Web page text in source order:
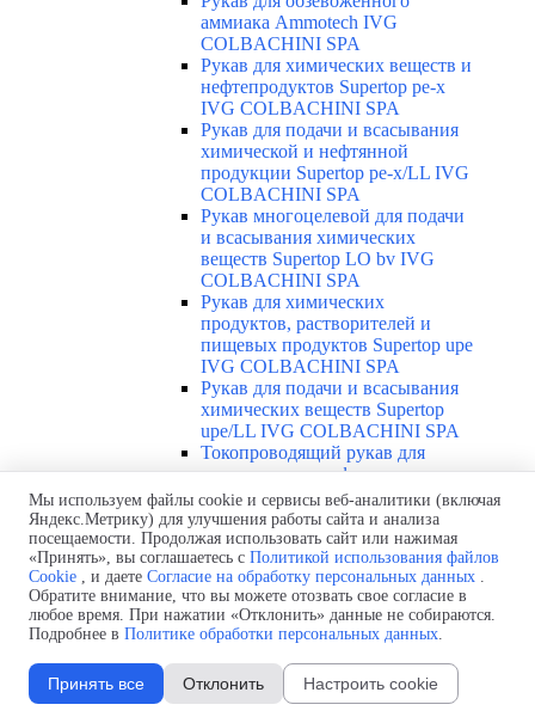
аммиака Ammotech IVG
COLBACHINI SPA
Рукав для химических веществ и
нефтепродуктов Supertop pe-x
IVG COLBACHINI SPA
Рукав для подачи и всасывания
химической и нефтянной
продукции Supertop pe-x/LL IVG
COLBACHINI SPA
Рукав многоцелевой для подачи
и всасывания химических
веществ Supertop LO bv IVG
COLBACHINI SPA
Рукав для химических
продуктов, растворителей и
пищевых продуктов Supertop upe
IVG COLBACHINI SPA
Рукав для подачи и всасывания
химических веществ Supertop
upe/LL IVG COLBACHINI SPA
Токопроводящий рукав для
химических и нефтянных
продуктов Supertop upe cond/LL
IVG COLBACHINI SPA
Токопроводящий рукав для
химических и пищевых
продуктов Thunderflex IVG
COLBACHINI SPA
Рукав для химических веществ и
растворителей Teflex IVG
COLBACHINI SPA
Рукав для химических веществ и
Мы используем файлы cookie и сервисы веб-аналитики (включая
Яндекс.Метрику) для улучшения работы сайта и анализа
посещаемости. Продолжая использовать сайт или нажимая
«Принять», вы соглашаетесь с Политикой использования файлов
Cookie , и даете Согласие на обработку персональных данных .
Обратите внимание, что вы можете отозвать свое согласие в
любое время. При нажатии «Отклонить» данные не собираются.
Подробнее в Политике обработки персональных данных.
Принять все Отклонить Настроить cookie